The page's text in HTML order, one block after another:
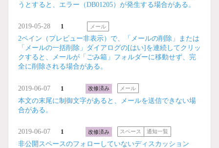
うとすると、エラー（DB01205）が発生する場合がある。
2019-05-28 1 メール
2ペイン（プレビュー非表示）で、「メールの削除」または
「メールの一括削除」ダイアログの[はい]を連続してクリッ
クすると、メールが「ごみ箱」フォルダーに移動せず、完
全に削除される場合がある。
2019-06-07 1 改修済み メール
本文の末尾に制御文字があると、メールを送信できない場
合がある。
2019-06-07 1 改修済み スペース 通知一覧
非公開スペースのフォローしていないディスカッション